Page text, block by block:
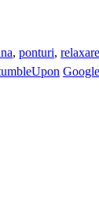
, ponturi, relaxare
Google